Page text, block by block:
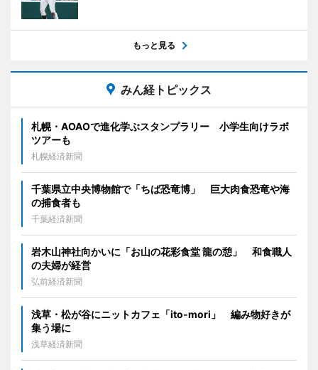
もっと見る
みん経トピックス
札幌・AOAOで進化学ぶスタンプラリー 小学生向けラボ
ツアーも
札幌経済新聞
千葉県立中央博物館で「ちば恐竜博」 巨大肉食恐竜や海
の捕食者も
千葉経済新聞
岩木山神社向かいに「お山の花彩食堂 龍の憩」 和食職人
の夫婦が経営
弘前経済新聞
浅草・松が谷にニットカフェ「ito-mori」 編み物好きが
集う場に
浅草経済新聞